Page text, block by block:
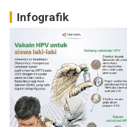
Infografik